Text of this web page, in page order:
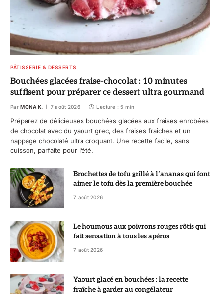
PÂTISSERIE & DESSERTS
Bouchées glacées fraise-chocolat : 10 minutes
suffisent pour préparer ce dessert ultra gourmand
Par MONA K. 7 août 2026 Lecture : 5 min
Préparez de délicieuses bouchées glacées aux fraises enrobées
de chocolat avec du yaourt grec, des fraises fraîches et un
nappage chocolaté ultra croquant. Une recette facile, sans
cuisson, parfaite pour l’été.
Brochettes de tofu grillé à l’ananas qui font
aimer le tofu dès la première bouchée
7 août 2026
Le houmous aux poivrons rouges rôtis qui
fait sensation à tous les apéros
7 août 2026
Yaourt glacé en bouchées : la recette
fraîche à garder au congélateur